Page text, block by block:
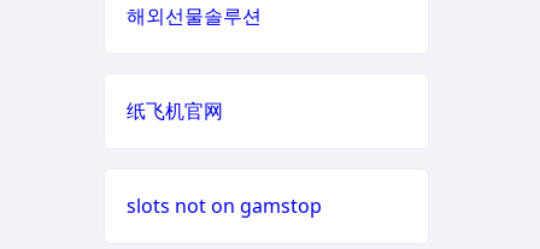
casino not on gamstop
casino not on gamstop
non gamstop casino
casino not on gamstop
해외선물솔루션
纸飞机官网
slots not on gamstop